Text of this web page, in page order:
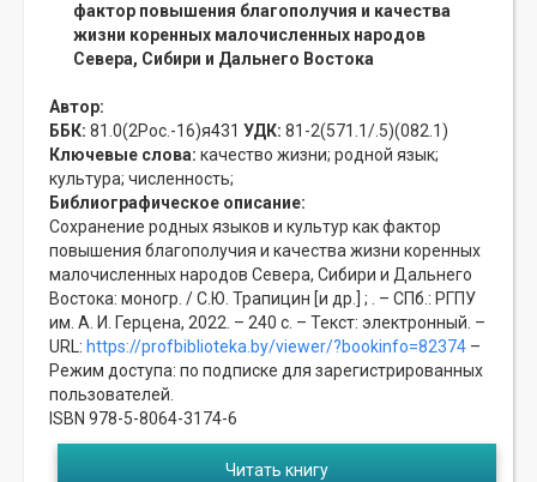
фактор повышения благополучия и качества
жизни коренных малочисленных народов
Севера, Сибири и Дальнего Востока
Автор:
ББК: 81.0(2Рос.-16)я431 УДК: 81-2(571.1/.5)(082.1)
Ключевые слова: качество жизни; родной язык;
культура; численность;
Библиографическое описание:
Сохранение родных языков и культур как фактор
повышения благополучия и качества жизни коренных
малочисленных народов Севера, Сибири и Дальнего
Востока: моногр. / С.Ю. Трапицин [и др.] ; . – СПб.: РГПУ
им. А. И. Герцена, 2022. – 240 с. – Текст: электронный. –
URL: https://profbiblioteka.by/viewer/?bookinfo=82374 –
Режим доступа: по подписке для зарегистрированных
пользователей.
ISBN 978-5-8064-3174-6
Читать книгу